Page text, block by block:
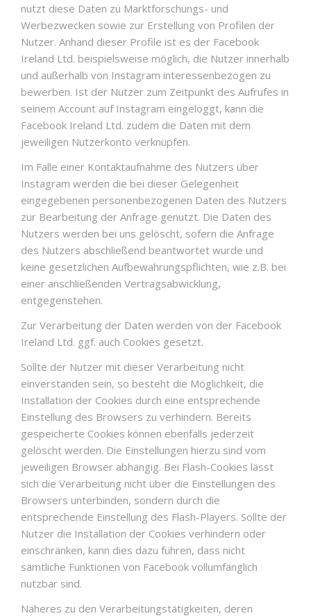
nutzt diese Daten zu Marktforschungs- und
Werbezwecken sowie zur Erstellung von Profilen der
Nutzer. Anhand dieser Profile ist es der Facebook
Ireland Ltd. beispielsweise möglich, die Nutzer innerhalb
und außerhalb von Instagram interessenbezogen zu
bewerben. Ist der Nutzer zum Zeitpunkt des Aufrufes in
seinem Account auf Instagram eingeloggt, kann die
Facebook Ireland Ltd. zudem die Daten mit dem
jeweiligen Nutzerkonto verknüpfen.
Im Falle einer Kontaktaufnahme des Nutzers über
Instagram werden die bei dieser Gelegenheit
eingegebenen personenbezogenen Daten des Nutzers
zur Bearbeitung der Anfrage genutzt. Die Daten des
Nutzers werden bei uns gelöscht, sofern die Anfrage
des Nutzers abschließend beantwortet wurde und
keine gesetzlichen Aufbewahrungspflichten, wie z.B. bei
einer anschließenden Vertragsabwicklung,
entgegenstehen.
Zur Verarbeitung der Daten werden von der Facebook
Ireland Ltd. ggf. auch Cookies gesetzt.
Sollte der Nutzer mit dieser Verarbeitung nicht
einverstanden sein, so besteht die Möglichkeit, die
Installation der Cookies durch eine entsprechende
Einstellung des Browsers zu verhindern. Bereits
gespeicherte Cookies können ebenfalls jederzeit
gelöscht werden. Die Einstellungen hierzu sind vom
jeweiligen Browser abhängig. Bei Flash-Cookies lässt
sich die Verarbeitung nicht über die Einstellungen des
Browsers unterbinden, sondern durch die
entsprechende Einstellung des Flash-Players. Sollte der
Nutzer die Installation der Cookies verhindern oder
einschränken, kann dies dazu führen, dass nicht
sämtliche Funktionen von Facebook vollumfänglich
nutzbar sind.
Näheres zu den Verarbeitungstätigkeiten, deren